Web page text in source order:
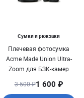
Сумки и рюкзаки
Плечевая фотосумка
Acme Made Union Ultra-
Zoom для БЗК-камер
3 500 ₽1 600 ₽